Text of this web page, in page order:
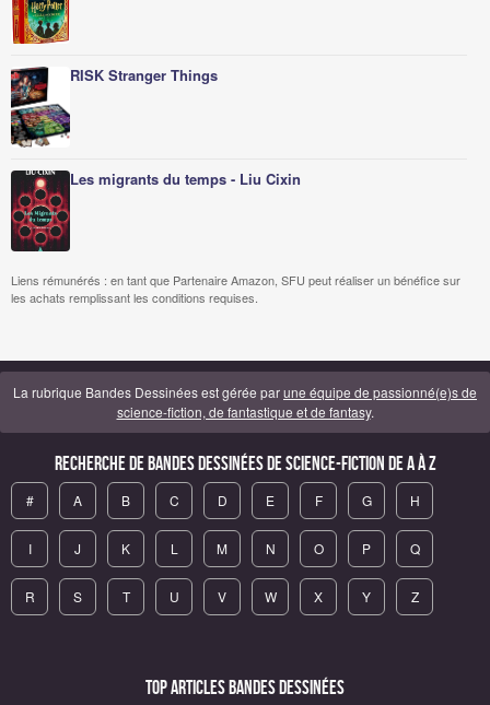
RISK Stranger Things
Les migrants du temps - Liu Cixin
Liens rémunérés : en tant que Partenaire Amazon, SFU peut réaliser un bénéfice sur
les achats remplissant les conditions requises.
La rubrique Bandes Dessinées est gérée parune équipe de passionné(e)s de
science-fiction, de fantastique et de fantasy.
Recherche de Bandes Dessinées de science-fiction de A à Z
# A B C D E F G H
I J K L M N O P Q
R S T U V W X Y Z
Top articles Bandes Dessinées